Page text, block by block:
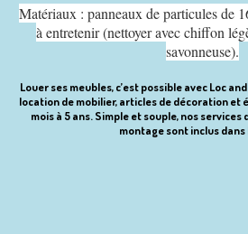
Matériaux : panneaux de particules de
à entretenir (nettoyer avec chiffon
savonneuse).
Louer ses meubles, c’est possible avec Loc
location de mobilier, articles de décoration et
mois à 5 ans. Simple et souple, nos
montage sont inclus dans